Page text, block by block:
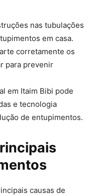
nas tubulações
em casa.
corretamente os
para prevenir
em Itaim Bibi pode
e tecnologia
de entupimentos.
causas de